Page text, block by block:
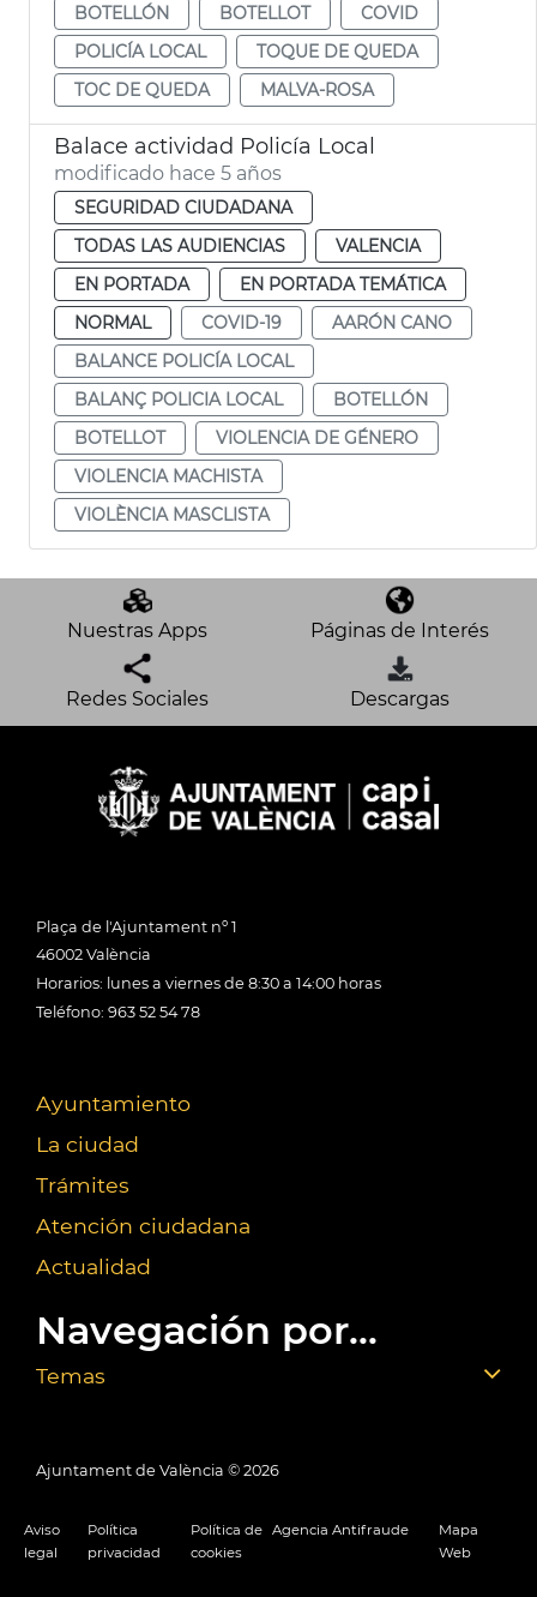
BOTELLÓN
BOTELLOT
COVID
POLICÍA LOCAL
TOQUE DE QUEDA
TOC DE QUEDA
MALVA-ROSA
Balace actividad Policía Local
modificado hace 5 años
SEGURIDAD CIUDADANA
TODAS LAS AUDIENCIAS
VALENCIA
EN PORTADA
EN PORTADA TEMÁTICA
NORMAL
COVID-19
AARÓN CANO
BALANCE POLICÍA LOCAL
BALANÇ POLICIA LOCAL
BOTELLÓN
BOTELLOT
VIOLENCIA DE GÉNERO
VIOLENCIA MACHISTA
VIOLÈNCIA MASCLISTA
Nuestras Apps Páginas de Interés
Redes Sociales Descargas
Plaça de l'Ajuntament nº 1
46002 València
Horarios: lunes a viernes de 8:30 a 14:00 horas
Teléfono: 963 52 54 78
Ayuntamiento
La ciudad
Trámites
Atención ciudadana
Actualidad
Navegación por...
Temas
Ajuntament de València © 2026
Aviso
legal
Política
privacidad
Política de
cookies
Agencia Antifraude
Mapa
Web